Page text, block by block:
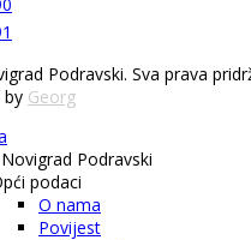
Podravski. Sva prava
by Georg
Podravski
podaci
O nama
Povijest